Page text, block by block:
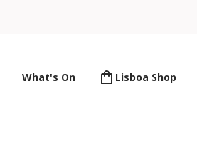
What's On Lisboa Shop